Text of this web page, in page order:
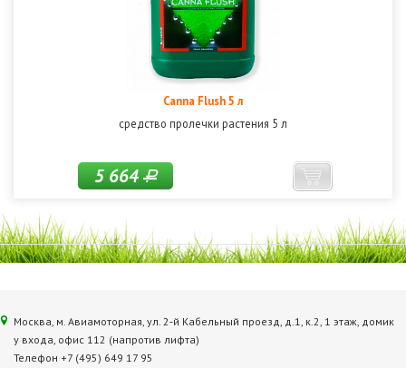
Canna Flush 5 л
средство пролечки растения 5 л
5 664Р
Москва, м. Авиамоторная, ул. 2‑й Кабельный проезд, д.1, к.2, 1 этаж, домик
у входа, офис 112 (напротив лифта)
Телефон +7 (495) 649 17 95